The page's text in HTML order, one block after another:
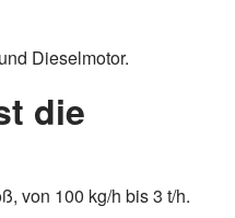
Dieselmotor.
die
von 100 kg/h bis 3 t/h.